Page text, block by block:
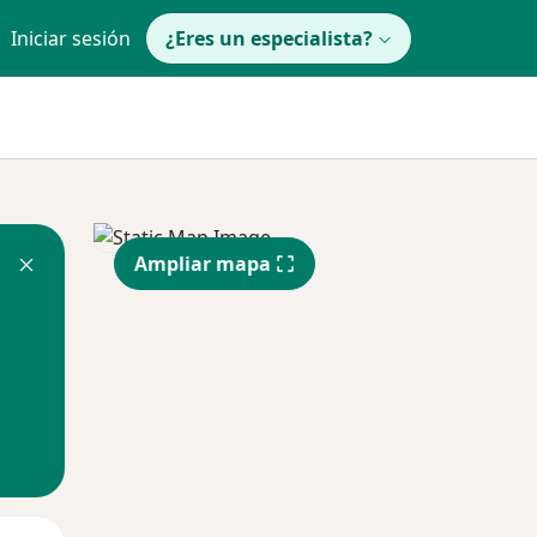
Iniciar sesión ¿Eres un especialista?
Ampliar mapa